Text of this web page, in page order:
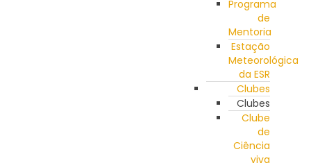
Programa
de
Mentoria
Estação
Meteorológica
da ESR
Clubes
Clubes
Clube
de
Ciência
viva